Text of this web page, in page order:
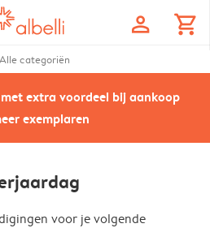
profile shopping_cart
Alle categoriën
extra voordeel bij aankoop
exemplaren
voor je volgende